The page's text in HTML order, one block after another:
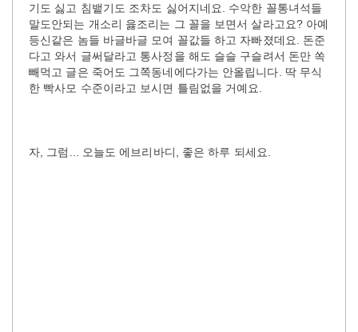
기도 싫고 침뱉기도 조차도 싫어지네요. 수악한 꼴통녀석들
말도안되는 개소리 읋조리는 그 꼴을 보면서 살라고요? 아예
등신같은 놈들 바글바글 모여 꼴값들 하고 자빠졌데요. 돈준
다고 와서 글써달라고 통사정을 해도 슬슬 구슬려서 돈만 쏙
빼먹고 글은 죽어도 그쪽동네에다가는 안올립니다. 딱 무식
한 빡사모 수준이라고 보시면 틀림없을 거예요.
자, 그럼... 오늘도 에브리바디, 좋은 하루 되세요.